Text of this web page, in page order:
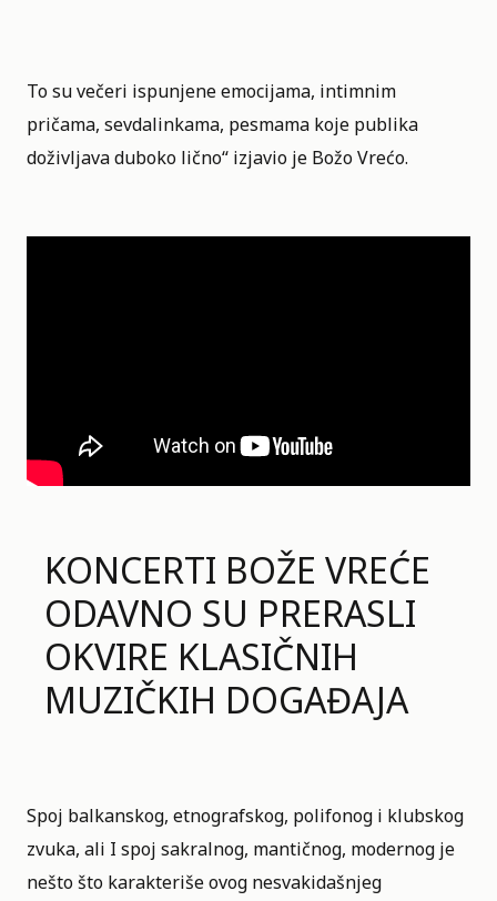
To su večeri ispunjene emocijama, intimnim
pričama, sevdalinkama, pesmama koje publika
doživljava duboko lično“ izjavio je Božo Vrećo.
KONCERTI BOŽE VREĆE
ODAVNO SU PRERASLI
OKVIRE KLASIČNIH
MUZIČKIH DOGAĐAJA
Spoj balkanskog, etnografskog, polifonog i klubskog
zvuka, ali I spoj sakralnog, mantičnog, modernog je
nešto što karakteriše ovog nesvakidašnjeg